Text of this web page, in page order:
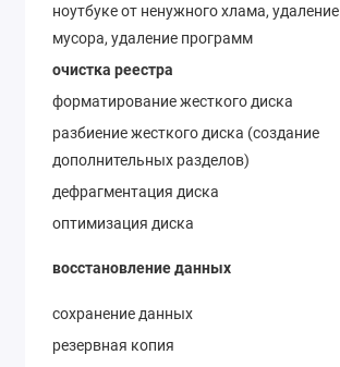
ноутбуке от ненужного хлама, удаление
мусора, удаление программ
очистка реестра
форматирование жесткого диска
разбиение жесткого диска (создание
дополнительных разделов)
дефрагментация диска
оптимизация диска
восстановление данных
сохранение данных
резервная копия